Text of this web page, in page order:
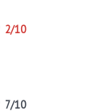
2/10
7/10